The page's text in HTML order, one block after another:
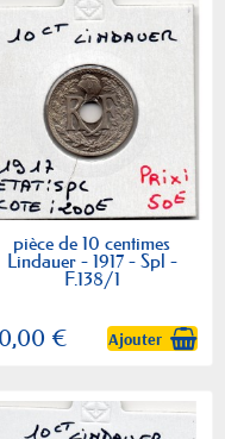
pièce de 10 centimes
Lindauer - 1917 - Spl -
F.138/1
€ Ajouter